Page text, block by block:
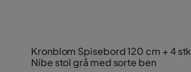
Kronblom Spisebord 120 cm + 4 stk
Nibe stol grå med sorte ben